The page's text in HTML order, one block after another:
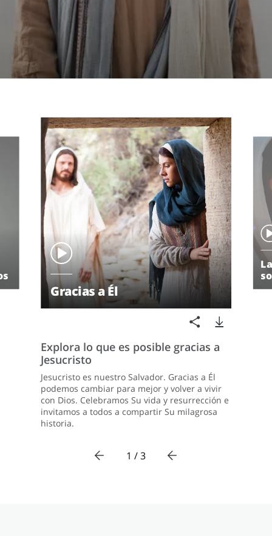
Gracias a Él
Explora lo que es posible gracias a
Jesucristo
Jesucristo es nuestro Salvador. Gracias a Él
podemos cambiar para mejor y volver a vivir
con Dios. Celebramos Su vida y resurrección e
invitamos a todos a compartir Su milagrosa
historia.
1 / 3